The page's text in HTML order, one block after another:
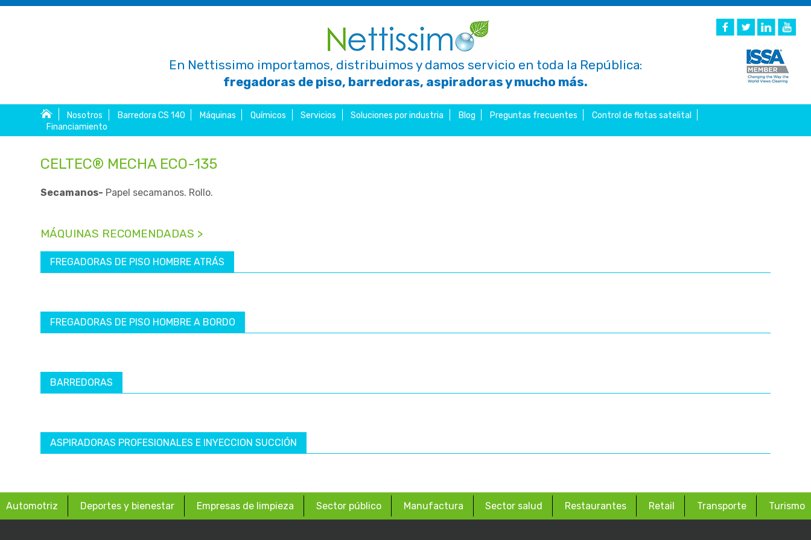
En Nettissimo importamos, distribuimos y damos servicio en toda la República:
fregadoras de piso, barredoras, aspiradoras y mucho más.
Nosotros Barredora CS 140 Máquinas Químicos Servicios Soluciones por industria Blog Preguntas frecuentes
Control de flotas satelital
Financiamiento
CELTEC® MECHA ECO-135
Secamanos- Papel secamanos. Rollo.
MÁQUINAS RECOMENDADAS >
FREGADORAS DE PISO HOMBRE ATRÁS
FREGADORAS DE PISO HOMBRE A BORDO
BARREDORAS
ASPIRADORAS PROFESIONALES E INYECCION SUCCIÓN
Automotriz Deportes y bienestar Empresas de limpieza Sector público Manufactura Sector salud Restaurantes Retail Transporte Turismo